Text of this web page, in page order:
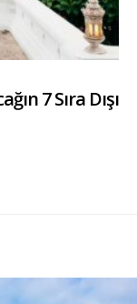
7 Sıra Dışı